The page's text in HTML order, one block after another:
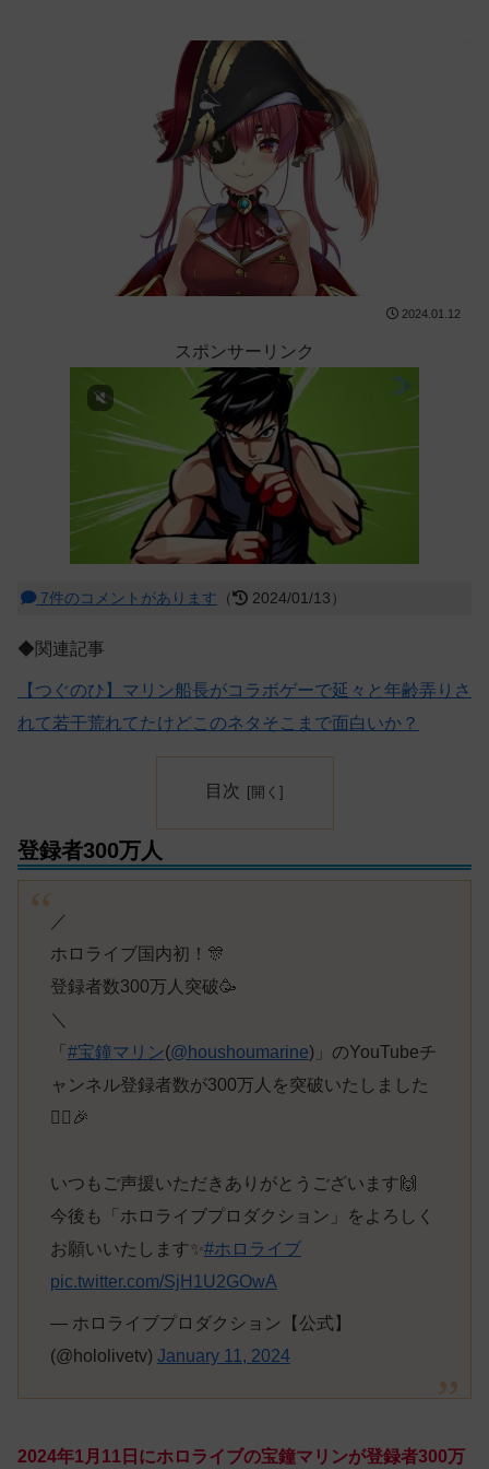
2024.01.12
スポンサーリンク
7件のコメントがあります （ 2024/01/13）
◆関連記事
【つぐのひ】マリン船長がコラボゲーで延々と年齢弄りさ
れて若干荒れてたけどこのネタそこまで面白いか？
目次
登録者300万人
／
ホロライブ国内初！🎊
登録者数300万人突破🥳
＼
「 #宝鐘マリン(@houshoumarine)」のYouTubeチ
ャンネル登録者数が300万人を突破いたしました
🏴‍☠️🎉
いつもご声援いただきありがとうございます🙌
今後も「ホロライブプロダクション」をよろしく
お願いいたします✨#ホロライブ
pic.twitter.com/SjH1U2GOwA
— ホロライブプロダクション【公式】
(@hololivetv) January 11, 2024
2024年1月11日にホロライブの宝鐘マリンが登録者300万